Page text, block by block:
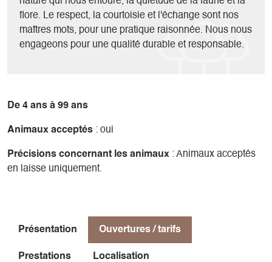
flore. Le respect, la courtoisie et l'échange sont nos
maîtres mots, pour une pratique raisonnée. Nous nous
engageons pour une qualité durable et responsable.
De 4 ans à 99 ans
Animaux acceptés : oui
Précisions concernant les animaux : Animaux acceptés
en laisse uniquement.
Présentation Ouvertures / tarifs
Prestations Localisation